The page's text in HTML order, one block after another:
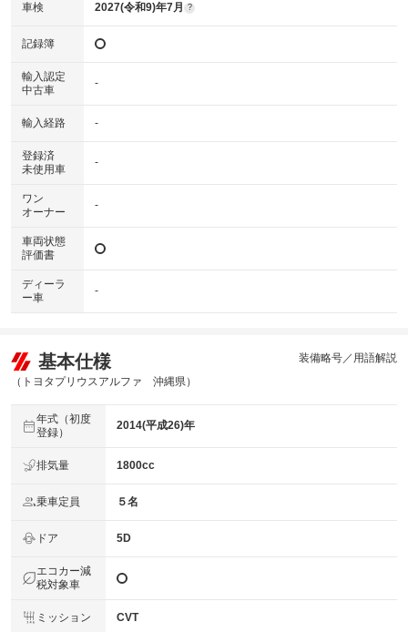
車検 2027(令和9)年7月 ?
記録簿
輸入認定
中古車
-
輸入経路 -
登録済
未使用車
-
ワン
オーナー
-
車両状態
評価書
ディーラ
ー車
-
基本仕様
（トヨタプリウスアルファ 沖縄県）
装備略号／用語解説
年式（初度
登録）
2014(平成26)年
排気量 1800cc
乗車定員 ５名
ドア 5D
エコカー減
税対象車
ミッション CVT